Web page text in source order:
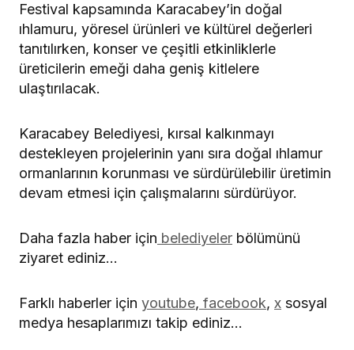
Festival kapsamında Karacabey’in doğal
ıhlamuru, yöresel ürünleri ve kültürel değerleri
tanıtılırken, konser ve çeşitli etkinliklerle
üreticilerin emeği daha geniş kitlelere
ulaştırılacak.
Karacabey Belediyesi, kırsal kalkınmayı
destekleyen projelerinin yanı sıra doğal ıhlamur
ormanlarının korunması ve sürdürülebilir üretimin
devam etmesi için çalışmalarını sürdürüyor.
Daha fazla haber için belediyeler bölümünü
ziyaret ediniz…
Farklı haberler için youtube, facebook, x sosyal
medya hesaplarımızı takip ediniz…